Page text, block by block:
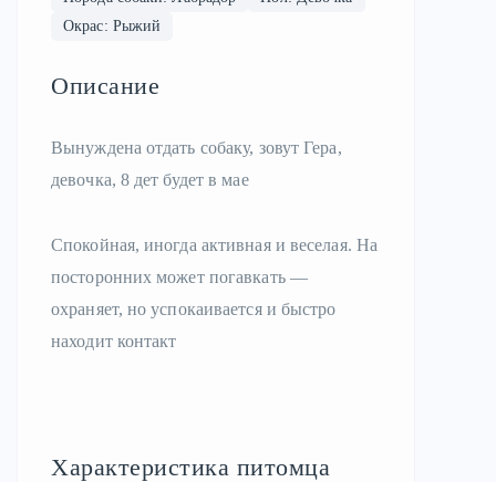
Окрас: Рыжий
Описание
Вынуждена отдать собаку, зовут Гера,
девочка, 8 дет будет в мае
Спокойная, иногда активная и веселая. На
посторонних может погавкать —
охраняет, но успокаивается и быстро
находит контакт
Характеристика питомца